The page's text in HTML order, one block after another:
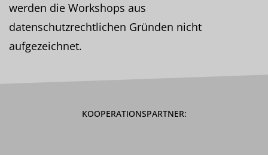
werden die Workshops aus
datenschutzrechtlichen Gründen nicht
aufgezeichnet.
KOOPERATIONSPARTNER: